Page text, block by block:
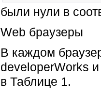
были нули в
Web браузеры
В каждом
developerWorks
в Таблице 1.